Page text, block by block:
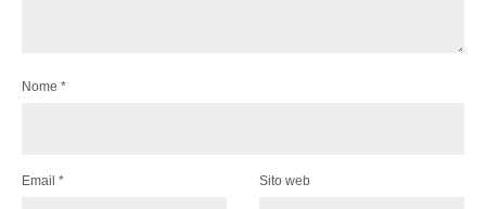
Nome *
Email * Sito web